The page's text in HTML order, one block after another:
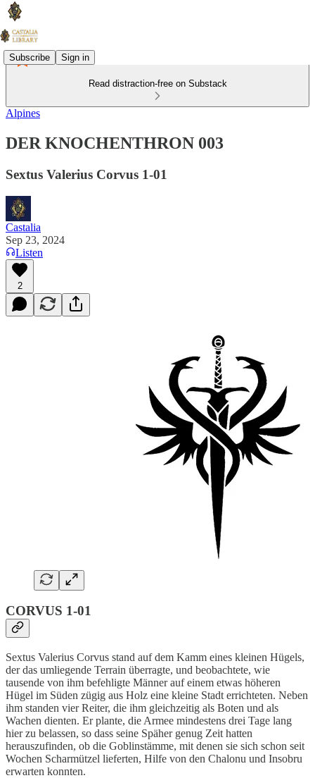
Subscribe Sign in
Read distraction-free on Substack
Alpines
DER KNOCHENTHRON 003
Sextus Valerius Corvus 1-01
Castalia
Sep 23, 2024
Listen
2
CORVUS 1-01
Sextus Valerius Corvus stand auf dem Kamm eines kleinen Hügels,
der das umliegende Terrain überragte, und beobachtete, wie
tausende von ihm befehligte Männer auf einem etwas höheren
Hügel im Süden zügig aus Holz eine kleine Stadt errichteten. Neben
ihm standen vier Reiter, die ihm gleichzeitig als Boten und als
Wachen dienten. Er plante, die Armee mindestens drei Tage lang
hier zu belassen, so dass seine Späher genug Zeit hatten
herauszufinden, ob die Goblinstämme, mit denen sie sich schon seit
Wochen Scharmützel lieferten, Hilfe von den Chalonu und Insobru
erwarten konnten.